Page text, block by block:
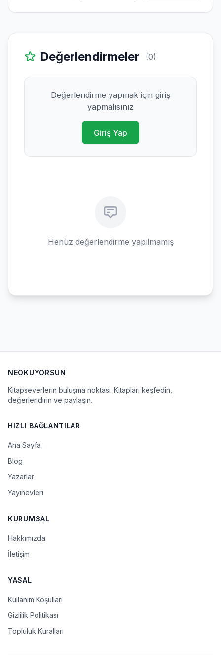
Değerlendirmeler (0)
Değerlendirme yapmak için giriş
yapmalısınız
Giriş Yap
Henüz değerlendirme yapılmamış
NEOKUYORSUN
Kitapseverlerin buluşma noktası. Kitapları keşfedin,
değerlendirin ve paylaşın.
HIZLI BAĞLANTILAR
Ana Sayfa
Blog
Yazarlar
Yayınevleri
KURUMSAL
Hakkımızda
İletişim
YASAL
Kullanım Koşulları
Gizlilik Politikası
Topluluk Kuralları